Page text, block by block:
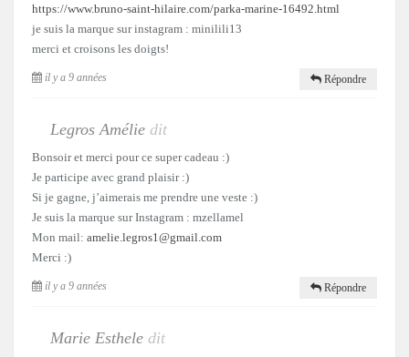
https://www.bruno-saint-hilaire.com/parka-marine-16492.html
je suis la marque sur instagram : minilili13
merci et croisons les doigts!
il y a 9 années Répondre
Legros Amélie dit
Bonsoir et merci pour ce super cadeau :)
Je participe avec grand plaisir :)
Si je gagne, j’aimerais me prendre une veste :)
Je suis la marque sur Instagram : mzellamel
Mon mail: amelie.legros1@gmail.com
Merci :)
il y a 9 années Répondre
Marie Esthele dit